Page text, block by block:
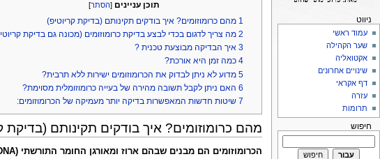
תוכן עניינים [הסתר]
1 מהם כרומוזומים? איך בודקים תקינותם (בדיקת קריוטיפ)
2 מה צריך לדגום בכדי לבצע בדיקת כרומוזומים (מכונה גם בדיקת
3 איך הבדיקה מבוצעת טכנית ?
4 כמה זמן היא אורכת?
5 מדוע לא ניתן לבדוק את הכרומוזומים ישירות ללא תרבית?
6 האם ניתן לקבל תשובה מהירה של בעייה כרומוזומלית מסוימת?
7 שיטות חדשות המאפשרות בדיקה יותר מעמיקה של הכרומוזומים:
מהם כרומוזומים? איך בודקים תקינותם (בדיקת
ניווט
עמוד ראשי
שער הקהילה
אקטואליה
שינויים אחרונים
דף אקראי
עזרה
תרומות
חיפוש